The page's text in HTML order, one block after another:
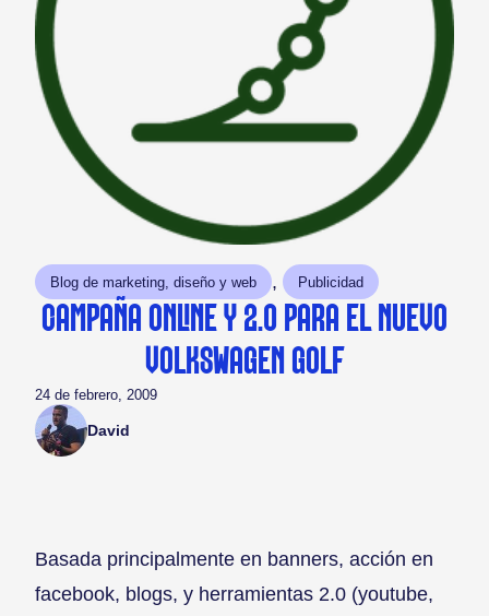
Blog de marketing, diseño y web , Publicidad
CAMPAÑA ONLINE Y 2.0 PARA EL NUEVO
VOLKSWAGEN GOLF
24 de febrero, 2009
David
Basada principalmente en banners, acción en
facebook, blogs, y herramientas 2.0 (youtube,